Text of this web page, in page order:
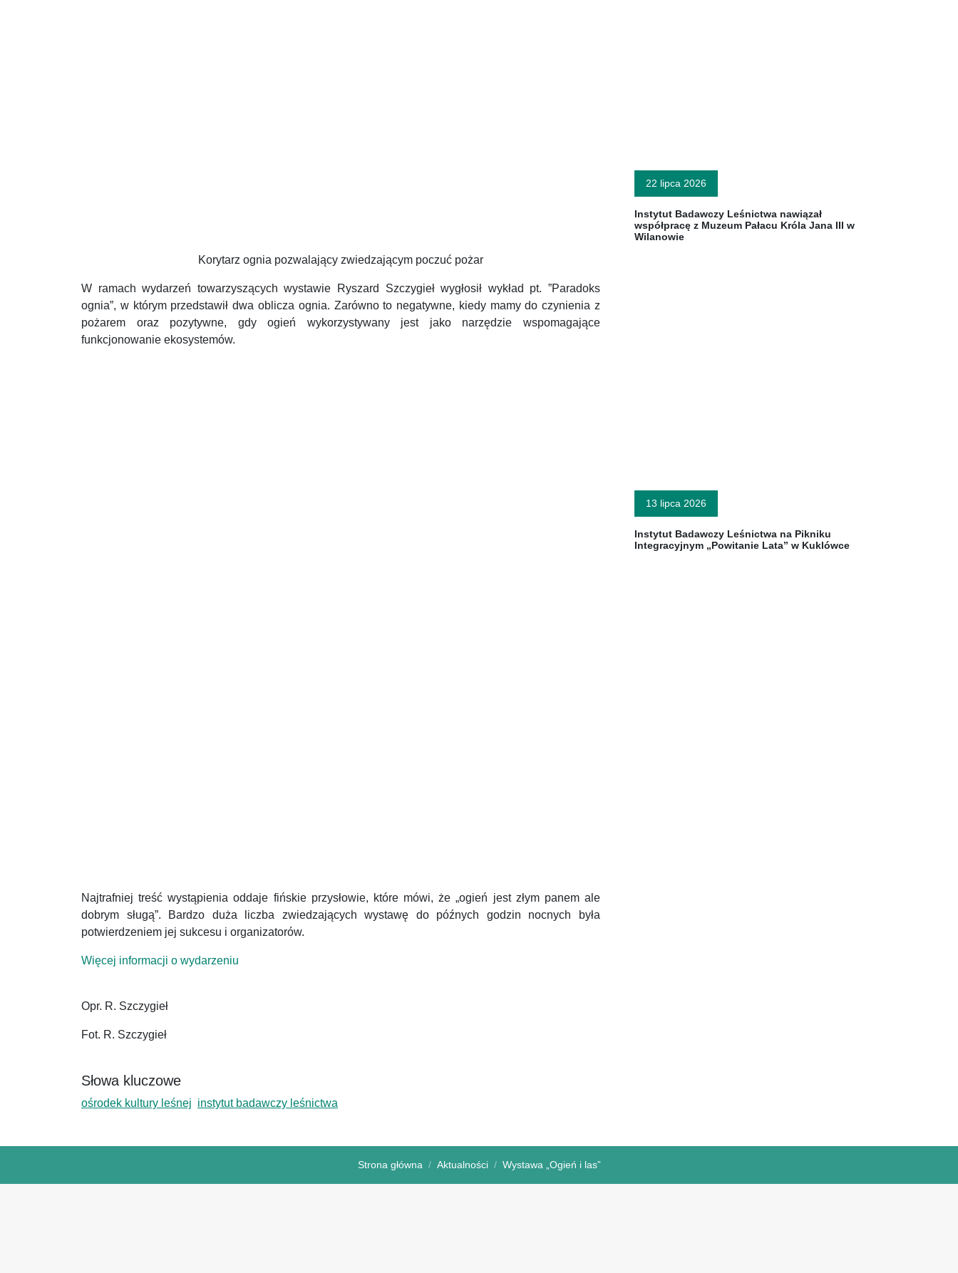
Korytarz ognia pozwalający zwiedzającym poczuć pożar
W ramach wydarzeń towarzyszących wystawie Ryszard Szczygieł wygłosił wykład pt. ”Paradoks
ognia”, w którym przedstawił dwa oblicza ognia. Zarówno to negatywne, kiedy mamy do czynienia z
pożarem oraz pozytywne, gdy ogień wykorzystywany jest jako narzędzie wspomagające
funkcjonowanie ekosystemów.
Najtrafniej treść wystąpienia oddaje fińskie przysłowie, które mówi, że „ogień jest złym panem ale
dobrym sługą”. Bardzo duża liczba zwiedzających wystawę do późnych godzin nocnych była
potwierdzeniem jej sukcesu i organizatorów.
Więcej informacji o wydarzeniu
Opr. R. Szczygieł
Fot. R. Szczygieł
Słowa kluczowe
ośrodek kultury leśnej instytut badawczy leśnictwa
22 lipca 2026
Instytut Badawczy Leśnictwa nawiązał
współpracę z Muzeum Pałacu Króla Jana III w
Wilanowie
13 lipca 2026
Instytut Badawczy Leśnictwa na Pikniku
Integracyjnym „Powitanie Lata” w Kuklówce
Strona główna Aktualności Wystawa „Ogień i las”